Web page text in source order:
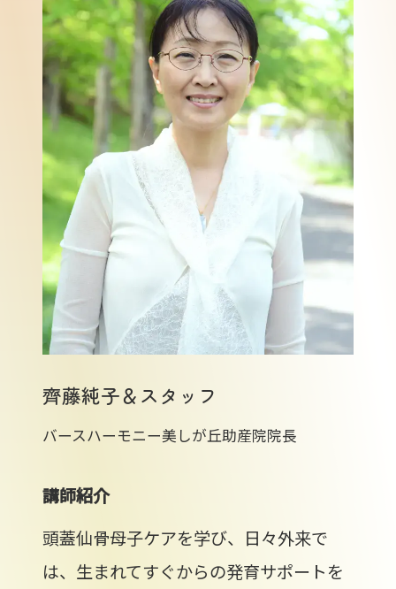
齊藤純子＆スタッフ
バースハーモニー美しが丘助産院院長
講師紹介
頭蓋仙骨母子ケアを学び、日々外来で
は、生まれてすぐからの発育サポートを